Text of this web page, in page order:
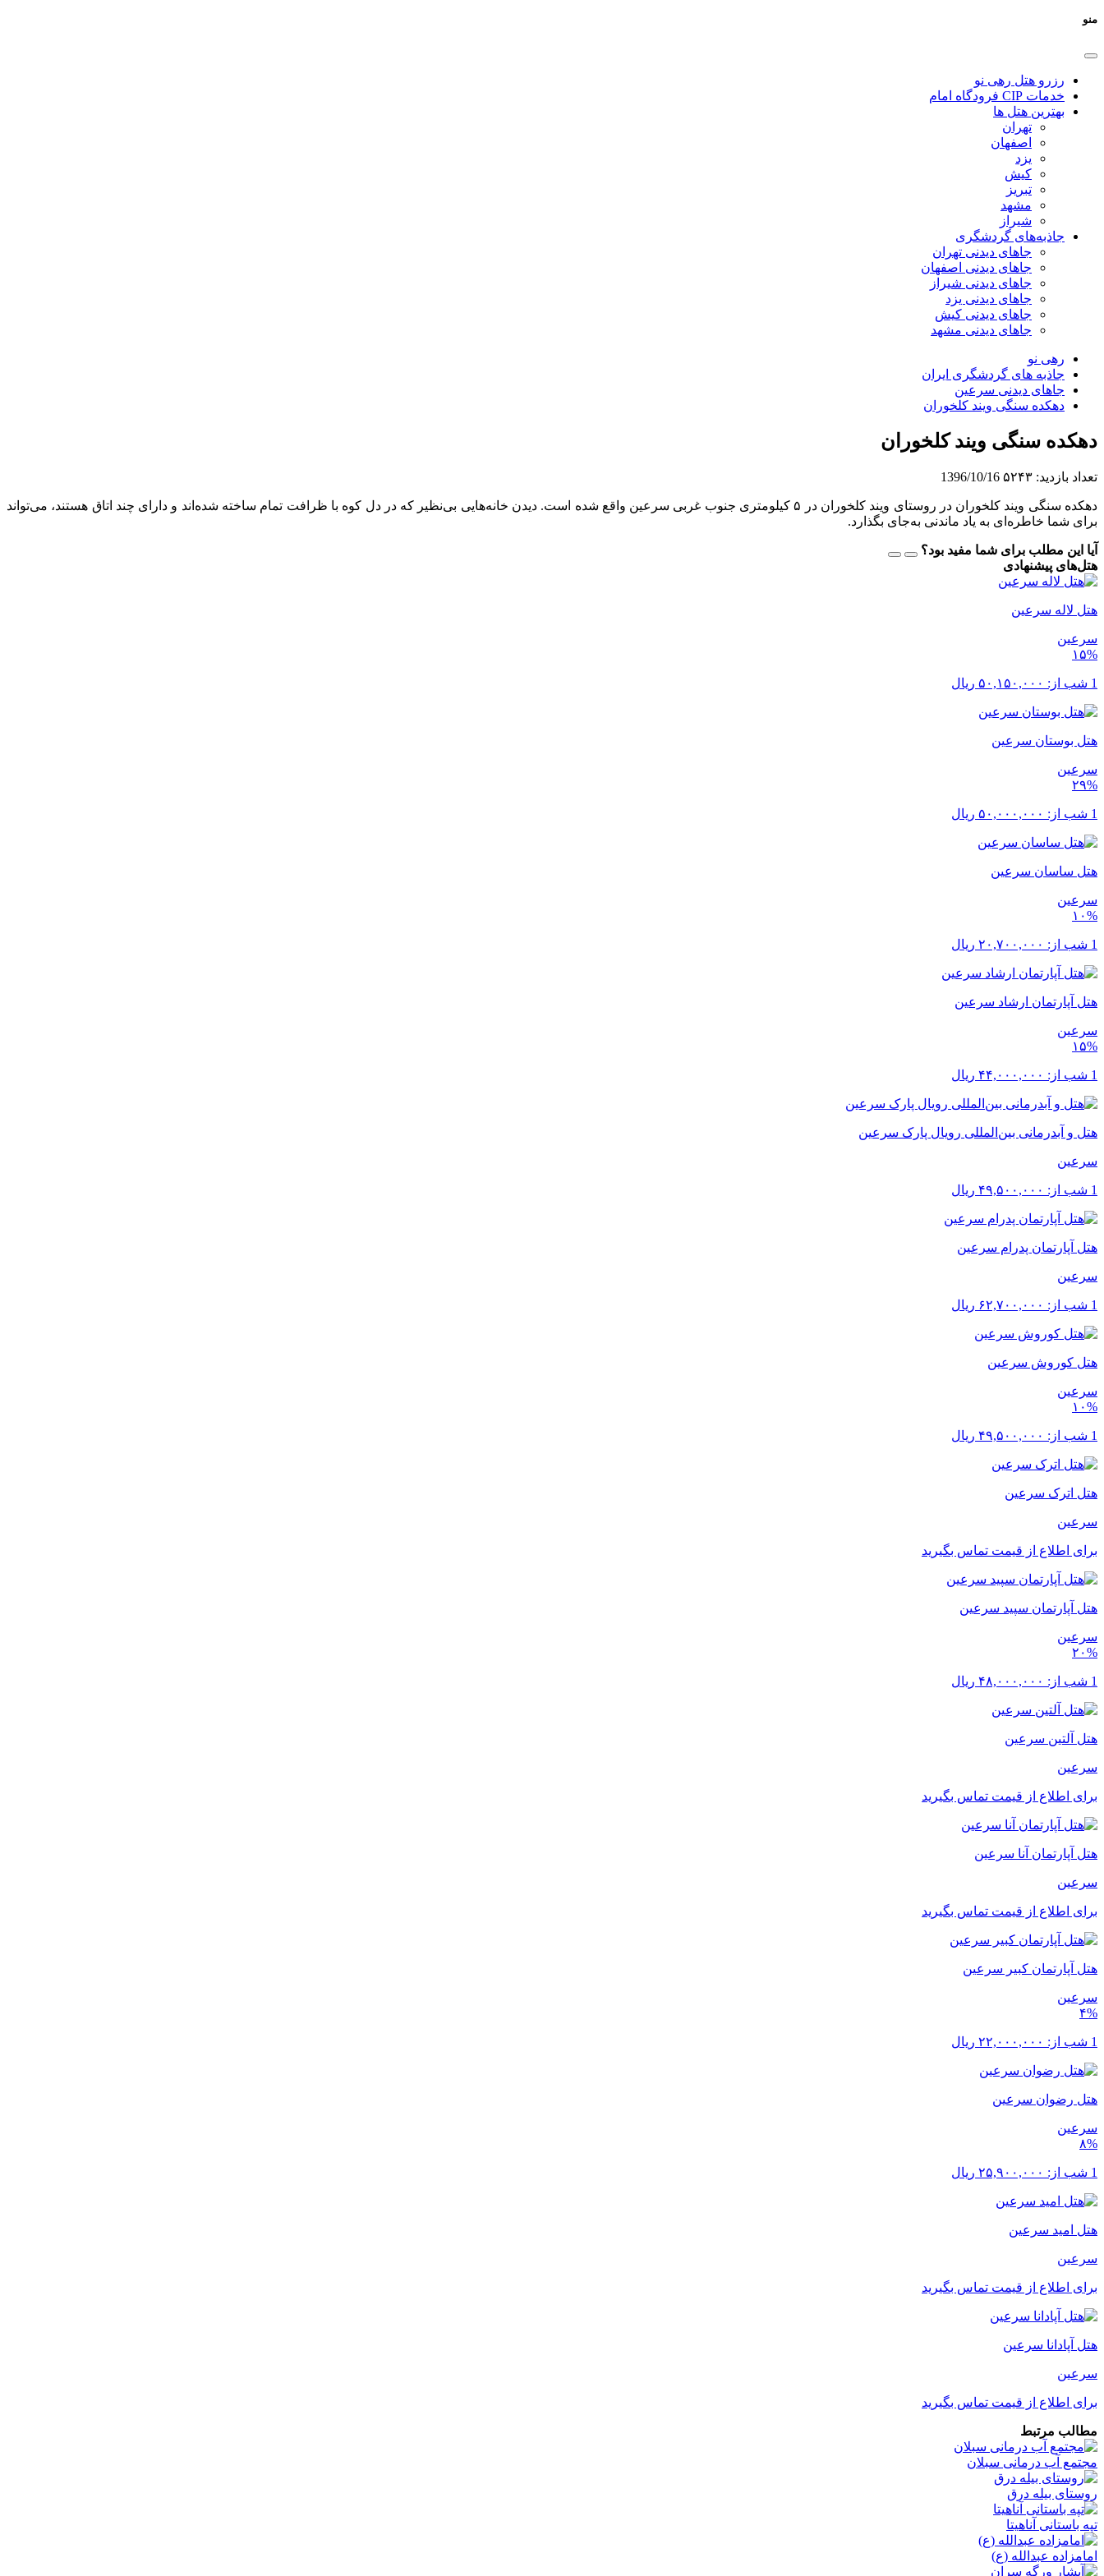
منو
رزرو هتل رهی نو
خدمات CIP فرودگاه امام
بهترین هتل ها
تهران
اصفهان
یزد
کیش
تبریز
مشهد
شیراز
جاذبه‌های گردشگری
جاهای دیدنی تهران
جاهای دیدنی اصفهان
جاهای دیدنی شیراز
جاهای دیدنی یزد
جاهای دیدنی کیش
جاهای دیدنی مشهد
رهی نو
جاذبه های گردشگری ایران
جاهای دیدنی سرعین
دهکده سنگی ویند کلخوران
دهکده سنگی ویند کلخوران
تعداد بازدید: ۵۲۴۳ 1396/10/16
دهکده سنگی ویند کلخوران در روستای ویند کلخوران در ۵ کیلومتری جنوب غربی سرعین واقع شده است. دیدن خانه‌هایی بی‌نظیر که در دل کوه با ظرافت تمام ساخته شده‌اند و دارای چند اتاق هستند، می‌تواند
برای شما خاطره‌ای به یاد ماندنی به‌جای بگذارد.
آیا این مطلب برای شما مفید بود؟
هتل‌های پیشنهادی
هتل لاله سرعین
سرعین
۱۵%
1 شب از: ۵۰,۱۵۰,۰۰۰ ریال
هتل بوستان سرعین
سرعین
۲۹%
1 شب از: ۵۰,۰۰۰,۰۰۰ ریال
هتل ساسان سرعین
سرعین
۱۰%
1 شب از: ۲۰,۷۰۰,۰۰۰ ریال
هتل آپارتمان ارشاد سرعین
سرعین
۱۵%
1 شب از: ۴۴,۰۰۰,۰۰۰ ریال
هتل و آبدرمانی بین‌المللی رویال پارک سرعین
سرعین
1 شب از: ۴۹,۵۰۰,۰۰۰ ریال
هتل آپارتمان پدرام سرعین
سرعین
1 شب از: ۶۲,۷۰۰,۰۰۰ ریال
هتل کوروش سرعین
سرعین
۱۰%
1 شب از: ۴۹,۵۰۰,۰۰۰ ریال
هتل اترک سرعین
سرعین
برای اطلاع از قیمت تماس بگیرید
هتل آپارتمان سپید سرعین
سرعین
۲۰%
1 شب از: ۴۸,۰۰۰,۰۰۰ ریال
هتل آلتین سرعین
سرعین
برای اطلاع از قیمت تماس بگیرید
هتل آپارتمان آنا سرعین
سرعین
برای اطلاع از قیمت تماس بگیرید
هتل آپارتمان کبیر سرعین
سرعین
۴%
1 شب از: ۲۲,۰۰۰,۰۰۰ ریال
هتل رضوان سرعین
سرعین
۸%
1 شب از: ۲۵,۹۰۰,۰۰۰ ریال
هتل امید سرعین
سرعین
برای اطلاع از قیمت تماس بگیرید
هتل آپادانا سرعین
سرعین
برای اطلاع از قیمت تماس بگیرید
مطالب مرتبط
مجتمع آب درمانی سبلان
روستای بیله درق
تپه باستانی آناهیتا
امامزاده عبدالله (ع)